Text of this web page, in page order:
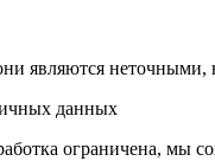
являются
данных
ограничена, мы